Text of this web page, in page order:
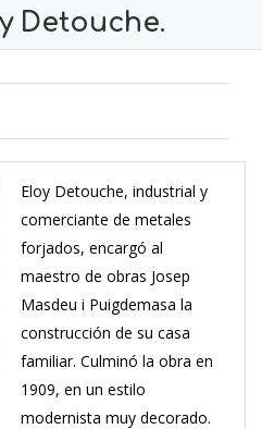
Detouche.
Eloy Detouche, industrial y
comerciante de metales
forjados, encargó al
maestro de obras Josep
Masdeu i Puigdemasa la
construcción de su casa
familiar. Culminó la obra en
1909, en un estilo
modernista muy decorado.